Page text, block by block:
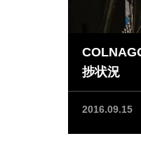
捗状況
2016.09.15